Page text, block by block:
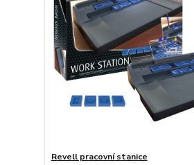
Revell pracovní stanice